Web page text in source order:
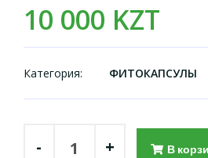
10 000 KZT
Категория: ФИТОКАПСУЛЫ
- + В